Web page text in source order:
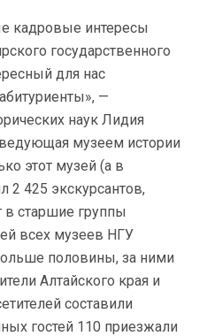
кадровые интересы
государственного
для нас
—
наук Лидия
музеем истории
этот музей (а в
2 425 экскурсантов,
старшие группы
всех музеев НГУ
половины, за ними
Алтайского края и
составили
гостей 110 приезжали